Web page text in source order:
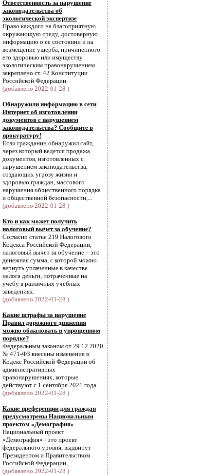
Ответственность за нарушение
законодательства об
экологической экспертизе
Право каждого на благоприятную
окружающую среду, достоверную
информацию о ее состоянии и на
возмещение ущерба, причиненного
его здоровью или имуществу
экологическим правонарушением
закреплено ст. 42 Конституции
Российской Федерации.
(добавлено 2022-01-28 )
Обнаружили информацию в сети
Интернет об изготовлении
документов с нарушением
законодательства? Сообщите в
прокуратуру!
Если гражданин обнаружил сайт,
через который ведется продажа
документов, изготовленных с
нарушением законодательства,
создающих угрозу жизни и
здоровью граждан, массового
нарушения общественного порядка
и общественной безопасности,...
(добавлено 2022-01-28 )
Кто и как может получить
налоговый вычет за обучение?
Согласно статье 219 Налогового
Кодекса Российской Федерации,
налоговый вычет за обучение – это
денежная сумма, с которой можно
вернуть уплаченные в качестве
налога деньги, потраченные на
учебу в различных учебных
заведениях.
(добавлено 2022-01-28 )
Какие штрафы за нарушение
Правил дорожного движения
можно обжаловать в упрощенном
порядке?
Федеральным законом от 29.12.2020
№ 471-ФЗ внесены изменения в
Кодекс Российской Федерации об
административных
правонарушениях, которые
действуют с 1 сентября 2021 года.
(добавлено 2022-01-28 )
Какие преференции для граждан
предусмотрены Национальным
проектом «Демография»
Национальный проект
«Демография» - это проект
федерального уровня, выдвинут
Президентом и Правительством
Российской Федерации,...
(добавлено 2022-01-28 )